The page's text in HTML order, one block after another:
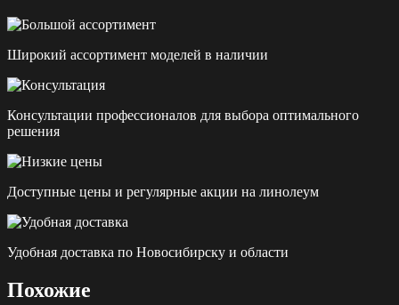
Широкий ассортимент моделей в наличии
Консультации профессионалов для выбора оптимального
решения
Доступные цены и регулярные акции на линолеум
Удобная доставка по Новосибирску и области
Похожие